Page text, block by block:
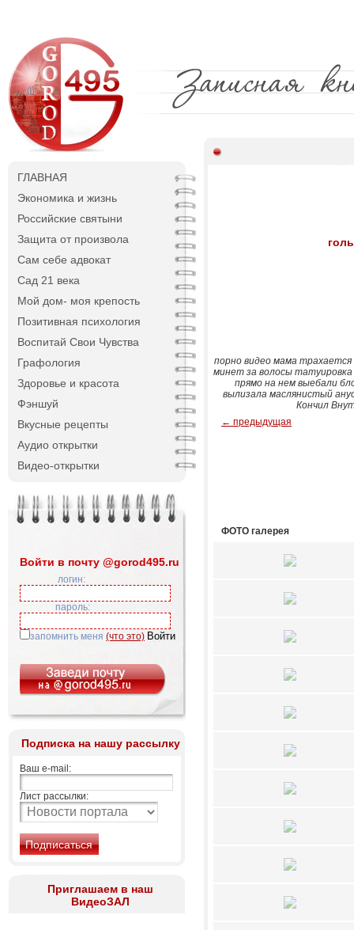
ГЛАВНАЯ
Экономика и жизнь
Российские святыни
Защита от произвола
Сам себе адвокат
Сад 21 века
Мой дом- моя крепость
Позитивная психология
Воспитай Свои Чувства
Графология
Здоровье и красота
Фэншуй
Вкусные рецепты
Аудио открытки
Видео-открытки
Войти в почту @gorod495.ru
логин:
пароль:
запомнить меня (что это)
Подписка на нашу рассылку
Ваш e-mail:
Лист рассылки:
Приглашаем в наш
ВидеоЗАЛ
порно видео мама
минет за волосы
прямо на нем выебали
вылизала маслянистый
Кончил
← предыдущая
ФОТО галерея